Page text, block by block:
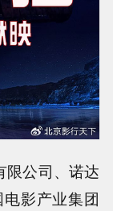
限公司、诺达
影产业集团